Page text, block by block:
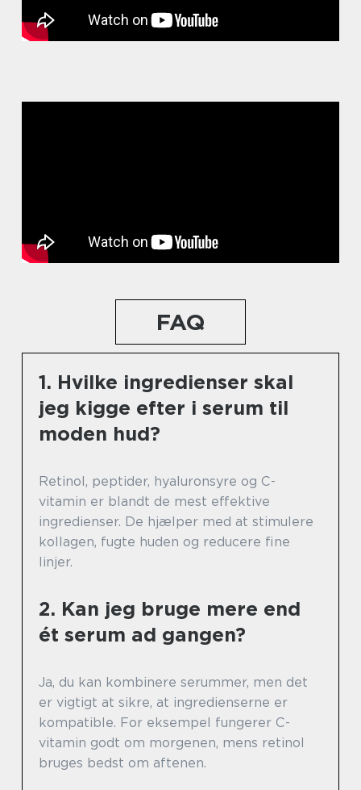
FAQ
1. Hvilke ingredienser skal
jeg kigge efter i serum til
moden hud?
Retinol, peptider, hyaluronsyre og C-
vitamin er blandt de mest effektive
ingredienser. De hjælper med at stimulere
kollagen, fugte huden og reducere fine
linjer.
2. Kan jeg bruge mere end
ét serum ad gangen?
Ja, du kan kombinere serummer, men det
er vigtigt at sikre, at ingredienserne er
kompatible. For eksempel fungerer C-
vitamin godt om morgenen, mens retinol
bruges bedst om aftenen.